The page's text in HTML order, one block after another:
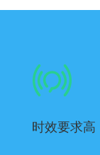
时效要求高